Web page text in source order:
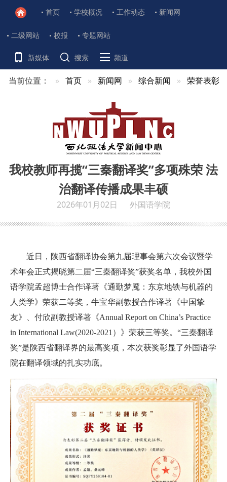
首页 学校概况 工作动态 新闻网
二级网站 校报 专题网站
新媒体 搜索 频道
当前位置： 首页 新闻网 综合新闻 荣誉表彰
我校教师再揽“三秦翻译奖”多项殊荣 法
治翻译传播成果丰硕
2026年01月02日 外国语学院
近日，陕西省翻译协会第九届理事会第六次会议暨学
术年会正式揭晓第二届“三秦翻译奖”获奖名单，我校外国
语学院孟超博士合作译著《通勤梦魇：东京地铁与机器的
人类学》荣获二等奖，牛宝华副教授合作译著《中国挚
友》、付欣副教授译著《Annual Report on China’s Practice
in International Law(2020-2021 ） 》荣获三等奖。 “三秦翻译
奖”是陕西省翻译界的最高奖项，本次获奖彰显了外国语学
院在翻译领域的扎实功底。